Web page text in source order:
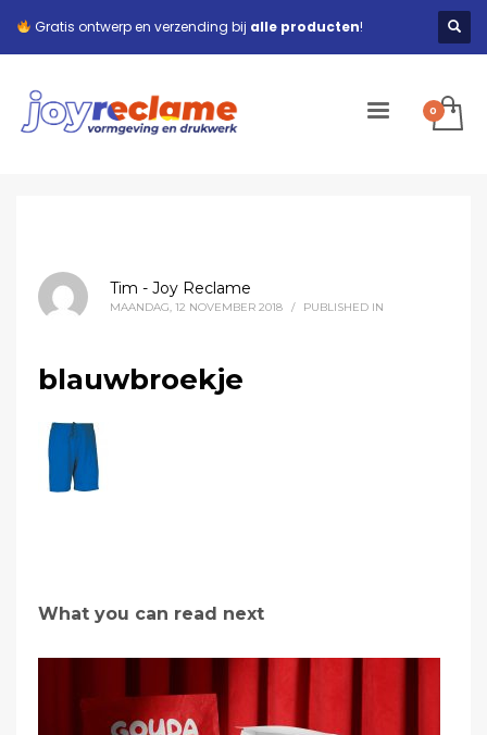
Gratis ontwerp en verzending bij alle producten!
Tim - Joy Reclame
MAANDAG, 12 NOVEMBER 2018 / PUBLISHED IN
blauwbroekje
What you can read next